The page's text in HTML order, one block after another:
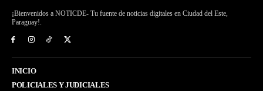
¡Bienvenidos a NOTICDE- Tu fuente de noticias digitales en Ciudad del Este,
Paraguay!.
INICIO
POLICIALES Y JUDICIALES